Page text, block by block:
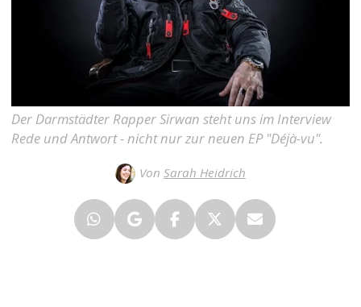
Der Darmstädter Rapper Sirwan steht uns im Interview
Rede und Antwort - nicht nur zur neuen EP "Déjà-vu".
Von Sarah Heidrich